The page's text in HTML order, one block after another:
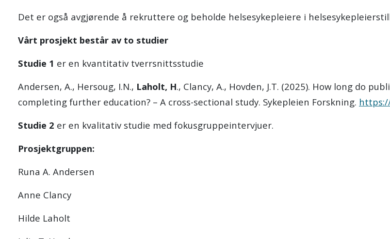
Det er også avgjørende å rekruttere og beholde helsesykepleiere i
Vårt prosjekt består av to studier
Studie 1 er en kvantitativ tverrsnittsstudie
Andersen, A., Hersoug, I.N., Laholt, H., Clancy, A., Hovden, J.T. (2025). How long do
completing further education? – A cross-sectional study. Sykepleien Forskning.
Studie 2 er en kvalitativ studie med fokusgruppeintervjuer.
Prosjektgruppen:
Runa A. Andersen
Anne Clancy
Hilde Laholt